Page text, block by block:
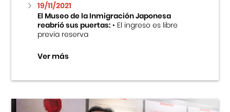
19/11/2021
El Museo de la Inmigración Japonesa
reabrió sus puertas:• El ingreso es libre
previa reserva
Ver más